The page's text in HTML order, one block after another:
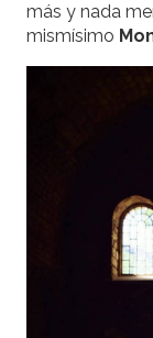
más y nada
mismísimo